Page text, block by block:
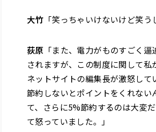
大竹 「笑っちゃいけないけど笑
荻原 「また、電力がものすごく
されますが、この制度に関して
ネットサイトの編集長が激怒し
節約しないとポイントをくれな
て、さらに5%節約するのは大変
て怒っていました。」